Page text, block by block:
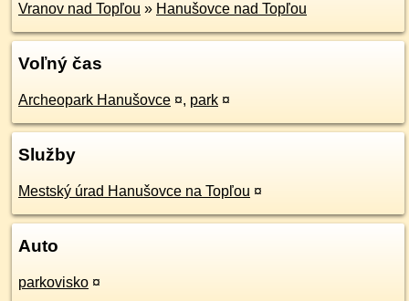
Vranov nad Topľou » Hanušovce nad Topľou
Voľný čas
Archeopark Hanušovce ¤, park ¤
Služby
Mestský úrad Hanušovce na Topľou ¤
Auto
parkovisko ¤